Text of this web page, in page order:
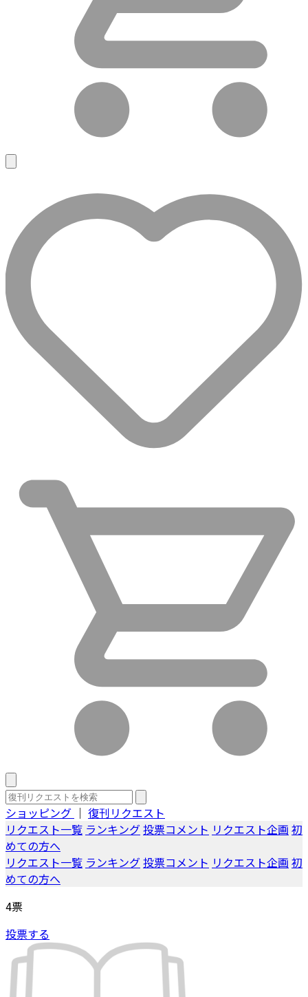
ショッピング ｜ 復刊リクエスト
リクエスト一覧 ランキング投票コメント リクエスト企画 初
めての方へ
リクエスト一覧 ランキング投票コメント リクエスト企画 初
めての方へ
4票
投票する